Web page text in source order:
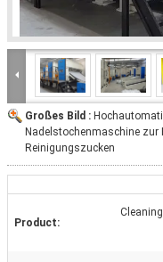
Großes Bild :
Nadelstochenmaschine zur
Reinigungszucken
Product: